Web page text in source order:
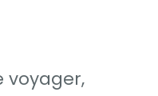
voyager,